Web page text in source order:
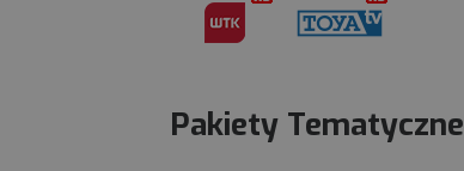
Pakiety Tematyczne